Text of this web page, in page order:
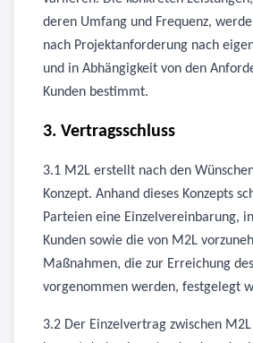
deren Umfang und Frequenz,
nach Projektanforderung nach
und in Abhängigkeit von den
Kunden bestimmt.
3. Vertragsschluss
3.1 M2L erstellt nach den
Konzept. Anhand dieses Konzepts
Parteien eine Einzelvereinbarung,
Kunden sowie die von M2L
Maßnahmen, die zur Erreichung
vorgenommen werden, festgelegt
3.2 Der Einzelvertrag zwischen